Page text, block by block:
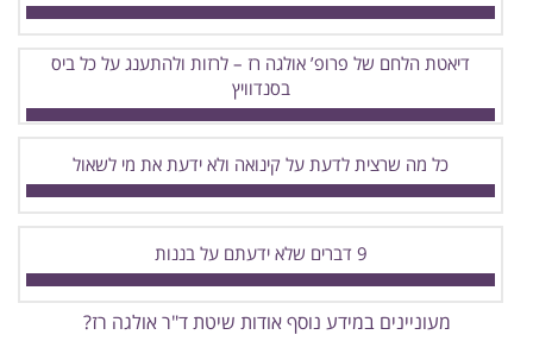
דיאטת הלחם של פרופ’ אולגה רז – לרזות ולהתענג על כל ביס
בסנדוויץ
כל מה שרצית לדעת על קינואה ולא ידעת את מי לשאול
9 דברים שלא ידעתם על בננות
מעוניינים במידע נוסף אודות שיטת ד"ר אולגה רז?